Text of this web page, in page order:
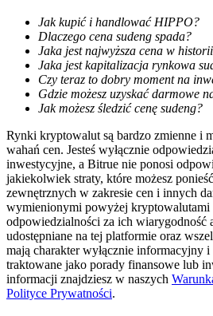
Informacja
Analiza Big Data, w tym
Przewodnik
Przewodnik dla początkujących
Jak kupić i handlować HIPPO?
Dlaczego cena sudeng spada?
Jaka jest najwyższa cena w
Jaka jest kapitalizacja rynkowa
Czy teraz to dobry moment na
Gdzie możesz uzyskać darmowe
Jak możesz śledzić cenę sudeng?
Rynki kryptowalut są bardzo zmienne i
wahań cen. Jesteś wyłącznie
inwestycyjne, a Bitrue nie ponosi
jakiekolwiek straty, które możesz
zewnętrznych w zakresie cen i innych
wymienionymi powyżej kryptowalutami
odpowiedzialności za ich wiarygodność
udostępniane na tej platformie oraz
mają charakter wyłącznie informacyjny
traktowane jako porady finansowe lub
informacji znajdziesz w naszych
Polityce Prywatności.